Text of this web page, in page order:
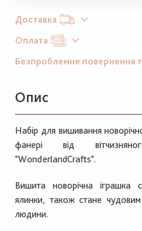
Доставка
Оплата
Безпроблемне повернення
Опис
Набір для вишивання
фанері від
"WonderlandCrafts".
Вишита новорічна іграшка
ялинки, також стане
людини.